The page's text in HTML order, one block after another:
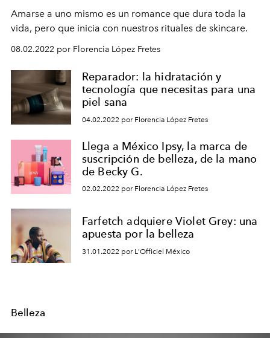
Amarse a uno mismo es un romance que dura toda la
vida, pero que inicia con nuestros rituales de skincare.
08.02.2022 por Florencia López Fretes
Reparador: la hidratación y
tecnología que necesitas para una
piel sana
04.02.2022 por Florencia López Fretes
Llega a México Ipsy, la marca de
suscripción de belleza, de la mano
de Becky G.
02.02.2022 por Florencia López Fretes
Farfetch adquiere Violet Grey: una
apuesta por la belleza
31.01.2022 por L'Officiel México
Belleza